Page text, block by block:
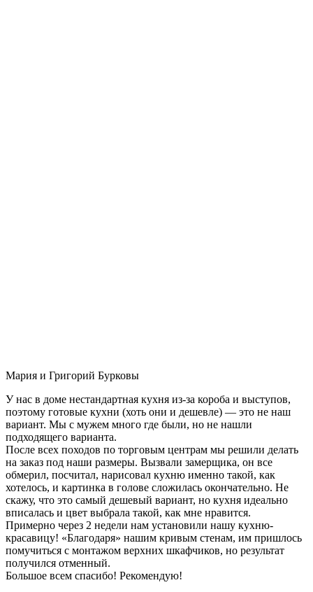
Мария и Григорий Бурковы
У нас в доме нестандартная кухня из-за короба и выступов,
поэтому готовые кухни (хоть они и дешевле) — это не наш
вариант. Мы с мужем много где были, но не нашли
подходящего варианта.
После всех походов по торговым центрам мы решили делать
на заказ под наши размеры. Вызвали замерщика, он все
обмерил, посчитал, нарисовал кухню именно такой, как
хотелось, и картинка в голове сложилась окончательно. Не
скажу, что это самый дешевый вариант, но кухня идеально
вписалась и цвет выбрала такой, как мне нравится.
Примерно через 2 недели нам установили нашу кухню-
красавицу! «Благодаря» нашим кривым стенам, им пришлось
помучиться с монтажом верхних шкафчиков, но результат
получился отменный.
Большое всем спасибо! Рекомендую!